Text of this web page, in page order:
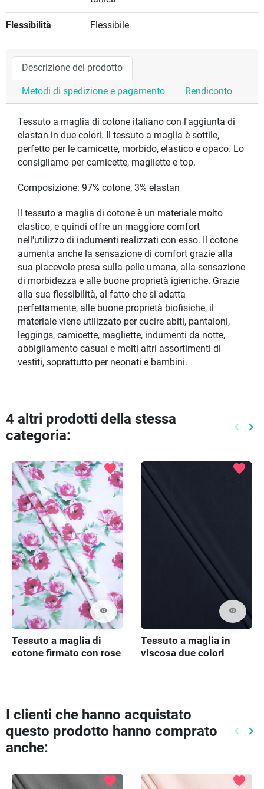
Flessibilità Flessibile
Descrizione del prodotto
Metodi di spedizione e pagamento Rendiconto
Tessuto a maglia di cotone italiano con l'aggiunta di
elastan in due colori. Il tessuto a maglia è sottile,
perfetto per le camicette, morbido, elastico e opaco. Lo
consigliamo per camicette, magliette e top.
Composizione: 97% cotone, 3% elastan
Il tessuto a maglia di cotone è un materiale molto
elastico, e quindi offre un maggiore comfort
nell'utilizzo di indumenti realizzati con esso. Il cotone
aumenta anche la sensazione di comfort grazie alla
sua piacevole presa sulla pelle umana, alla sensazione
di morbidezza e alle buone proprietà igieniche. Grazie
alla sua flessibilità, al fatto che si adatta
perfettamente, alle buone proprietà biofisiche, il
materiale viene utilizzato per cucire abiti, pantaloni,
leggings, camicette, magliette, indumenti da notte,
abbigliamento casual e molti altri assortimenti di
vestiti, soprattutto per neonati e bambini.
4 altri prodotti della stessa
categoria:
keyboard_arrow_left keyboard_arrow_right
visibility
favorite
Tessuto a maglia di
cotone firmato con rose
visibility
favorite
Tessuto a maglia in
viscosa due colori
I clienti che hanno acquistato
questo prodotto hanno comprato
anche:
keyboard_arrow_left keyboard_arrow_right
favorite favorite